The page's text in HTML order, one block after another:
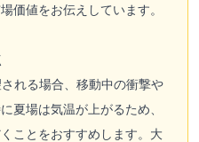
価値をお伝えしています。
れる場合、移動中の衝撃や
夏場は気温が上がるため、
ことをおすすめします。大